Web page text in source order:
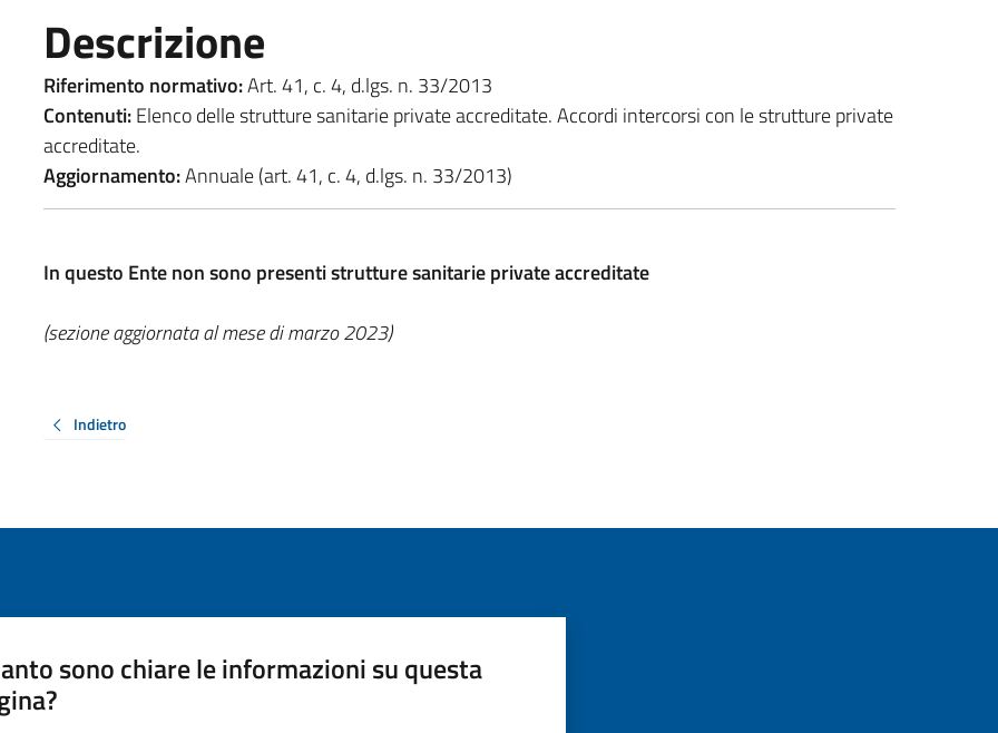
Descrizione
Riferimento normativo:Art. 41, c. 4, d.lgs. n. 33/2013
Contenuti:Elenco delle strutture sanitarie private accreditate. Accordi intercorsi con le strutture private
accreditate.
Aggiornamento:Annuale (art. 41, c. 4, d.lgs. n. 33/2013)
In questo Ente non sono presenti strutture sanitarie private accreditate
(sezione aggiornata al mese di marzo 2023)
Indietro
sono chiare le informazioni su questa